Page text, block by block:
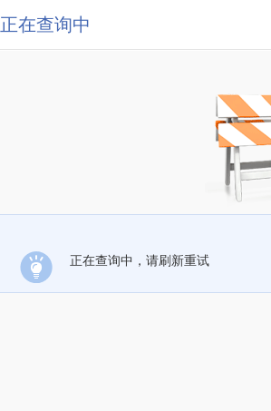
正在查询中
正在查询中，请刷新重试